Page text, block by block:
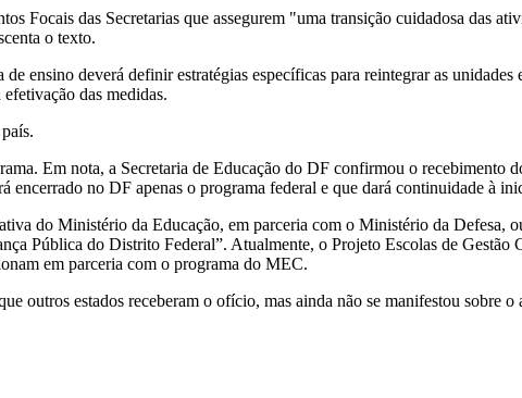
Focais das Secretarias que assegurem "uma transição cuidadosa das
o texto.
ensino deverá definir estratégias específicas para reintegrar as
das medidas.
Em nota, a Secretaria de Educação do DF confirmou o recebimento
encerrado no DF apenas o programa federal e que dará continuidade à
do Ministério da Educação, em parceria com o Ministério da Defesa,
Pública do Distrito Federal”. Atualmente, o Projeto Escolas de
em parceria com o programa do MEC.
outros estados receberam o ofício, mas ainda não se manifestou sobre o